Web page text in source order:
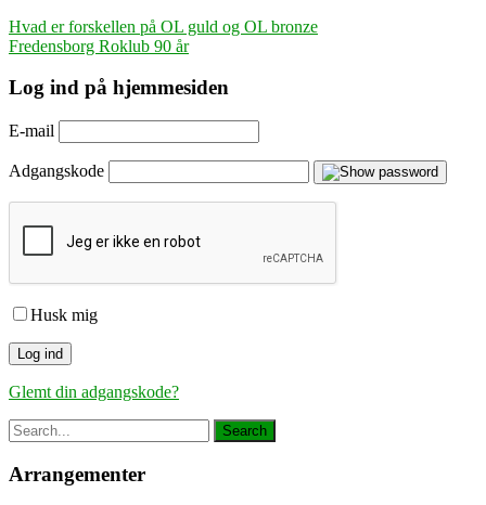
Indlægsnavigation
Hvad er forskellen på OL guld og OL bronze
Fredensborg Roklub 90 år
Log ind på hjemmesiden
E-mail
Adgangskode
Husk mig
Glemt din adgangskode?
Arrangementer